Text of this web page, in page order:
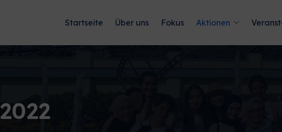
Startseite Über uns Fokus Aktionen
2022